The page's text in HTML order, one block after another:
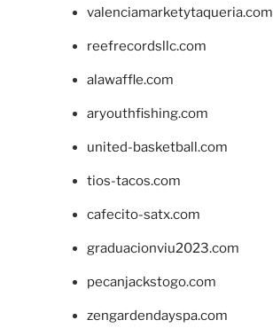
valenciamarketytaqueria.com
reefrecordsllc.com
alawaffle.com
aryouthfishing.com
united-basketball.com
tios-tacos.com
cafecito-satx.com
graduacionviu2023.com
pecanjackstogo.com
zengardendayspa.com